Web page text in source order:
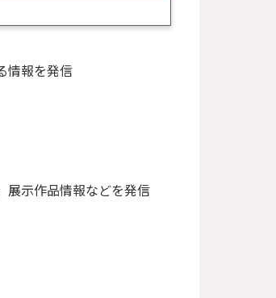
情報を発信
展示作品情報などを発信